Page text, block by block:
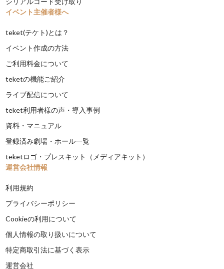
イベント主催者様へ
teket(テケト)とは？
イベント作成の方法
ご利用料金について
teketの機能ご紹介
ライブ配信について
teket利用者様の声・導入事例
資料・マニュアル
登録済み劇場・ホール一覧
teketロゴ・プレスキット（メディアキット）
運営会社情報
利用規約
プライバシーポリシー
Cookieの利用について
個人情報の取り扱いについて
特定商取引法に基づく表示
運営会社